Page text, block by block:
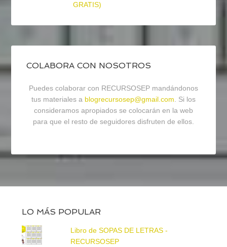
GRATIS)
COLABORA CON NOSOTROS
Puedes colaborar con RECURSOSEP mandándonos
tus materiales a blogrecursosep@gmail.com. Si los
consideramos apropiados se colocarán en la web
para que el resto de seguidores disfruten de ellos.
LO MÁS POPULAR
Libro de SOPAS DE LETRAS -
RECURSOSEP